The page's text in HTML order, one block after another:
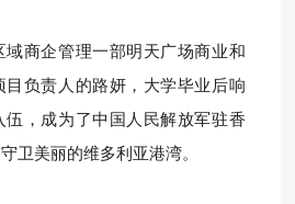
域商企管理一部明天广场商业和
目负责人的路妍，大学毕业后响
伍，成为了中国人民解放军驻香
卫美丽的维多利亚港湾。